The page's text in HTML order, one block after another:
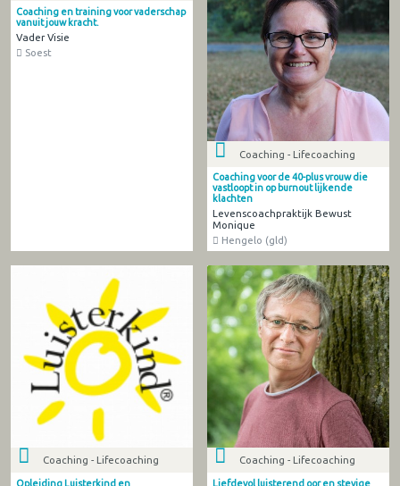
Coaching en training voor vaderschap
vanuit jouw kracht.
Vader Visie
Soest
Coaching - Lifecoaching
Coaching voor de 40-plus vrouw die
vastloopt in op burnout lijkende
klachten
Levenscoachpraktijk Bewust
Monique
Hengelo (gld)
Coaching - Lifecoaching
Opleiding Luisterkind en
Coaching - Lifecoaching
Liefdevol luisterend oor en stevige